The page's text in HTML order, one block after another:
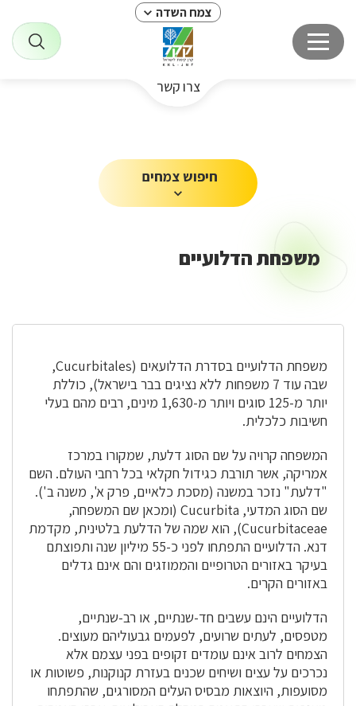
צמח השדה
צרו קשר
חיפוש צמחים
משפחת הדלועיים
משפחת הדלועיים בסדרת הדלועאים (Cucurbitales,
שבה עוד 7 משפחות ללא נציגים בבר בישראל), כוללת
יותר מ-125 סוגים ויותר מ-1,630 מינים, רבים מהם בעלי
חשיבות כלכלית.
המשפחה קרויה על שם הסוג דלעת, שמקורו במרכז
אמריקה, אשר תורבת כגידול חקלאי בכל רחבי העולם. השם
"דלעת" נזכר במשנה (מסכת כלאיים, פרק א', משנה ב').
שם הסוג המדעי, Cucurbita (ומכאן שם המשפחה,
Cucurbitaceae), הוא שמה של הדלעת בלטינית, מקדמת
דנא. הדלועיים התפתחו לפני כ-55 מיליון שנה ותפוצתם
בעיקר באזורים הטרופיים והממוזגים והם אינם גדלים
באזורים הקרים.
הדלועיים הינם עשבים חד-שנתיים, או רב-שנתיים,
מטפסים, לעתים שרועים, לפעמים גבעוליהם מעוצים.
הצמחים לרוב אינם עומדים זקופים בפני עצמם אלא
נכרכים על עצים ושיחים שכנים בעזרת קנוקנות, פשוטות או
מסועפות, היוצאות מבסיס העלים המסורגים, שהתפתחו